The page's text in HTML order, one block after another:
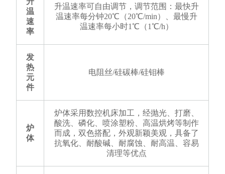
温
速
率
升温速率可自由调节，调节范围：最快升
温速率每分钟20℃（20℃/min）、最慢升
温速率每小时1℃（1℃/h）
发
热
元
件
电阻丝/硅碳棒/硅钼棒
炉
体
炉体采用数控机床加工，经抛光、打磨、
酸洗、磷化、喷涂塑粉、高温烘烤等制作
而成，双色搭配，外观新颖美观，具备了
抗氧化、耐酸碱、耐腐蚀、耐高温、容易
清理等优点